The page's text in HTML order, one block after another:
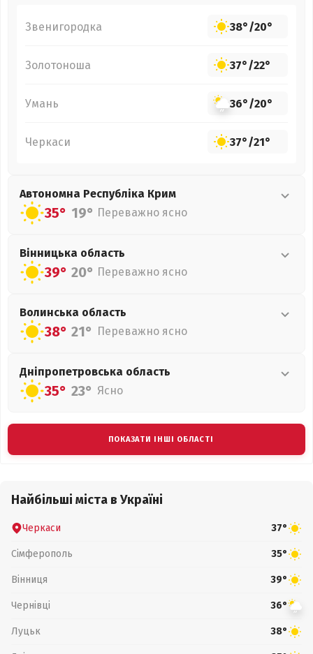
Звенигородка 38°/20°
Золотоноша 37°/22°
Умань 36°/20°
Черкаси 37°/21°
Автономна Республіка Крим
35° 19° Переважно ясно
Вінницька область
39° 20° Переважно ясно
Волинська область
38° 21° Переважно ясно
Дніпропетровська область
35° 23° Ясно
ПОКАЗАТИ ІНШІ ОБЛАСТІ
Найбільші міста в Україні
Черкаси 37°
Сімферополь 35°
Вінниця 39°
Чернівці 36°
Луцьк 38°